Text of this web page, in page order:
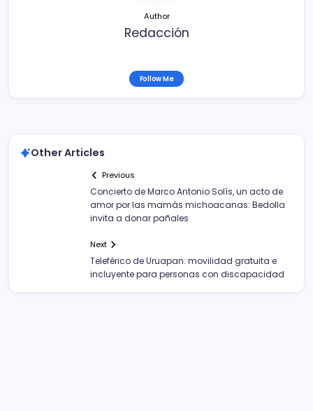
Author
Redacción
Follow Me
Other Articles
Previous
Concierto de Marco Antonio Solís, un acto de
amor por las mamás michoacanas: Bedolla
invita a donar pañales
Next
Teleférico de Uruapan: movilidad gratuita e
incluyente para personas con discapacidad